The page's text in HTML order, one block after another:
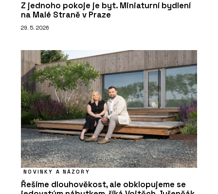
Z jednoho pokoje je byt. Miniaturní bydlení
na Malé Straně v Praze
29. 5. 2026
NOVINKY A NÁZORY
Řešíme dlouhověkost, ale obklopujeme se